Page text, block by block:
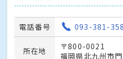
電話番号 093-381-
所在地
〒800-0021
福岡県北九州市